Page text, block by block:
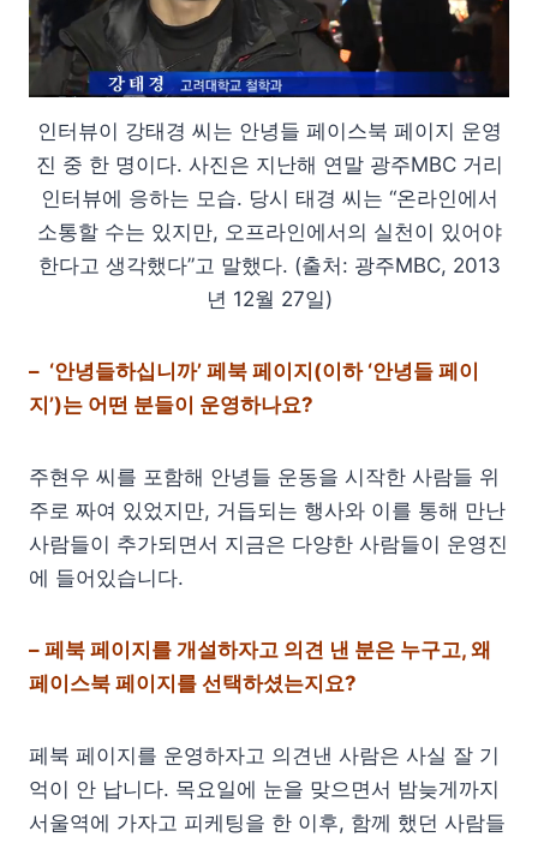
인터뷰이 강태경 씨는 안녕들 페이스북 페이지 운영
진 중 한 명이다. 사진은 지난해 연말 광주MBC 거리
인터뷰에 응하는 모습. 당시 태경 씨는 “온라인에서
소통할 수는 있지만, 오프라인에서의 실천이 있어야
한다고 생각했다”고 말했다. (출처: 광주MBC, 2013
년 12월 27일)
– ‘안녕들하십니까’ 페북 페이지(이하 ‘안녕들 페이
지’)는 어떤 분들이 운영하나요?
주현우 씨를 포함해 안녕들 운동을 시작한 사람들 위
주로 짜여 있었지만, 거듭되는 행사와 이를 통해 만난
사람들이 추가되면서 지금은 다양한 사람들이 운영진
에 들어있습니다.
– 페북 페이지를 개설하자고 의견 낸 분은 누구고, 왜
페이스북 페이지를 선택하셨는지요?
페북 페이지를 운영하자고 의견낸 사람은 사실 잘 기
억이 안 납니다. 목요일에 눈을 맞으면서 밤늦게까지
서울역에 가자고 피케팅을 한 이후, 함께 했던 사람들